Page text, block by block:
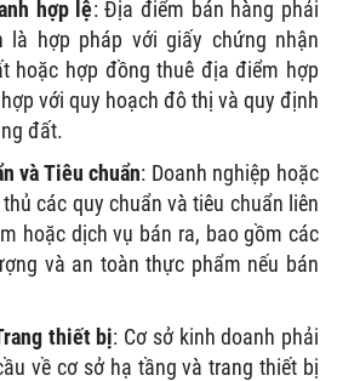
hợp lệ: Địa điểm bán hàng phải
là hợp pháp với giấy chứng nhận
hoặc hợp đồng thuê địa điểm hợp
với quy hoạch đô thị và quy định
đất.
và Tiêu chuẩn: Doanh nghiệp hoặc
các quy chuẩn và tiêu chuẩn liên
hoặc dịch vụ bán ra, bao gồm các
và an toàn thực phẩm nếu bán
thiết bị: Cơ sở kinh doanh phải
về cơ sở hạ tầng và trang thiết bị